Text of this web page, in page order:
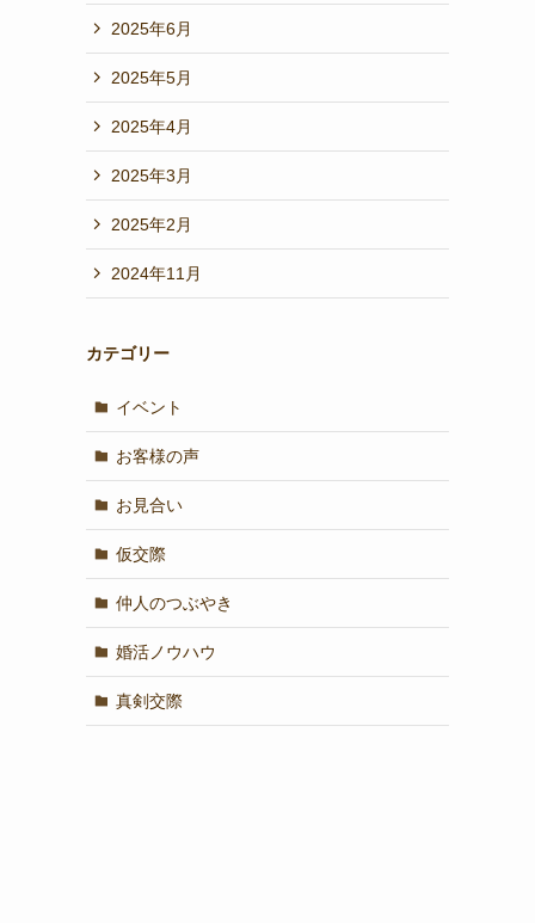
2025年6月
2025年5月
2025年4月
2025年3月
2025年2月
2024年11月
カテゴリー
イベント
お客様の声
お見合い
仮交際
仲人のつぶやき
婚活ノウハウ
真剣交際